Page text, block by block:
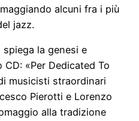
alcuni fra i più
jazz.
spiega la genesi e
CD: «Per Dedicated To
musicisti straordinari
Pierotti e Lorenzo
alla tradizione